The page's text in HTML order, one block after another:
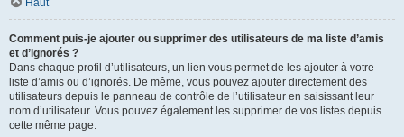
Haut
Comment puis-je ajouter ou supprimer des utilisateurs de ma liste d’amis
et d’ignorés ?
Dans chaque profil d’utilisateurs, un lien vous permet de les ajouter à votre
liste d’amis ou d’ignorés. De même, vous pouvez ajouter directement des
utilisateurs depuis le panneau de contrôle de l’utilisateur en saisissant leur
nom d’utilisateur. Vous pouvez également les supprimer de vos listes depuis
cette même page.